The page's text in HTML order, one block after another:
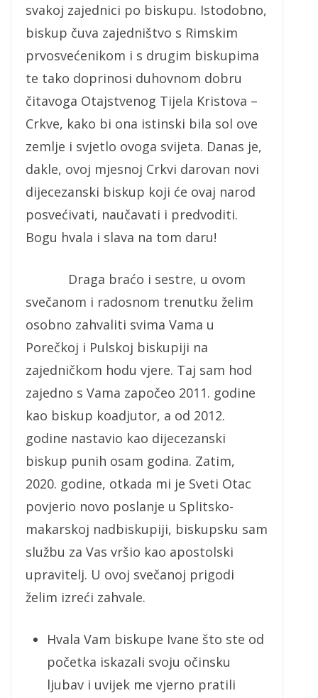
svakoj zajednici po biskupu. Istodobno,
biskup čuva zajedništvo s Rimskim
prvosvećenikom i s drugim biskupima
te tako doprinosi duhovnom dobru
čitavoga Otajstvenog Tijela Kristova –
Crkve, kako bi ona istinski bila sol ove
zemlje i svjetlo ovoga svijeta. Danas je,
dakle, ovoj mjesnoj Crkvi darovan novi
dijecezanski biskup koji će ovaj narod
posvećivati, naučavati i predvoditi.
Bogu hvala i slava na tom daru!
Draga braćo i sestre, u ovom
svečanom i radosnom trenutku želim
osobno zahvaliti svima Vama u
Porečkoj i Pulskoj biskupiji na
zajedničkom hodu vjere. Taj sam hod
zajedno s Vama započeo 2011. godine
kao biskup koadjutor, a od 2012.
godine nastavio kao dijecezanski
biskup punih osam godina. Zatim,
2020. godine, otkada mi je Sveti Otac
povjerio novo poslanje u Splitsko-
makarskoj nadbiskupiji, biskupsku sam
službu za Vas vršio kao apostolski
upravitelj. U ovoj svečanoj prigodi
želim izreći zahvale.
Hvala Vam biskupe Ivane što ste od
početka iskazali svoju očinsku
ljubav i uvijek me vjerno pratili